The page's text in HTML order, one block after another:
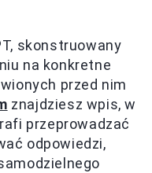
skonstruowany
na konkretne
przed nim
znajdziesz wpis, w
przeprowadzać
odpowiedzi,